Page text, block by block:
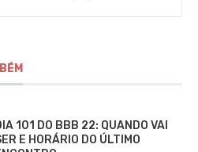
101 DO BBB 22: QUANDO VAI
E HORÁRIO DO ÚLTIMO